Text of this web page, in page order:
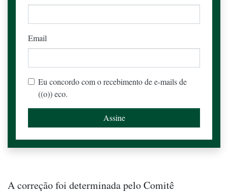
Email
Eu concordo com o recebimento de e-mails de
((o)) eco.
A correção foi determinada pelo Comitê